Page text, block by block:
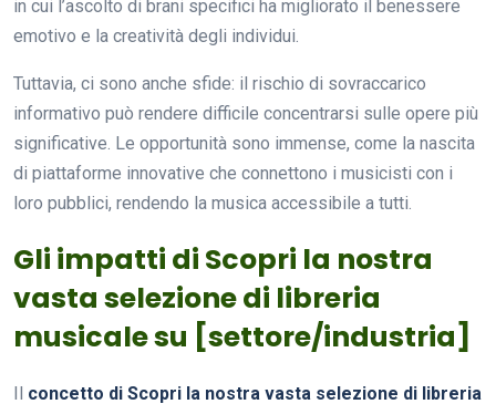
in cui l’ascolto di brani specifici ha migliorato il benessere
emotivo e la creatività degli individui.
Tuttavia, ci sono anche sfide: il rischio di sovraccarico
informativo può rendere difficile concentrarsi sulle opere più
significative. Le opportunità sono immense, come la nascita
di piattaforme innovative che connettono i musicisti con i
loro pubblici, rendendo la musica accessibile a tutti.
Gli impatti di Scopri la nostra
vasta selezione di libreria
musicale su [settore/industria]
concetto di Scopri la nostra vasta selezione di libreria